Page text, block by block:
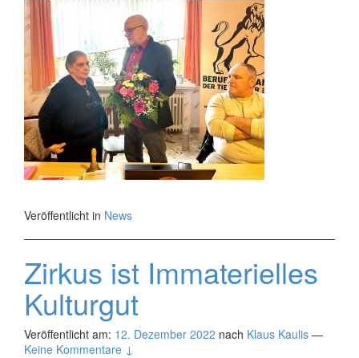
Veröffentlicht in News
Zirkus ist Immaterielles
Kulturgut
Veröffentlicht am: 12. Dezember 2022 nach Klaus Kaulis —
Keine Kommentare ↓